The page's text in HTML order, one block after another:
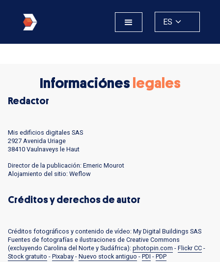
ES
Informaciónes legales
Redactor
Mis edificios digitales SAS
2927 Avenida Uriage
38410 Vaulnaveys le Haut
Director de la publicación: Emeric Mourot
Alojamiento del sitio: Weflow
Créditos y derechos de autor
Créditos fotográficos y contenido de vídeo: My Digital Buildings SAS
Fuentes de fotografías e ilustraciones de Creative Commons
(excluyendo Carolina del Norte y Sudáfrica): photopin.com - Flickr CC -
Stock gratuito - Pixabay - Nuevo stock antiguo - PDI - PDP